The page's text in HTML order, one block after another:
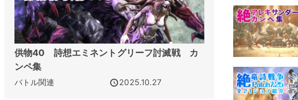
供物40 詩想エミネントグリーフ討滅戦 カ
ンペ集
バトル関連 2025.10.27